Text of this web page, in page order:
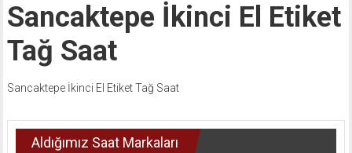
Sancaktepe İkinci El Etiket
Tağ Saat
Sancaktepe İkinci El Etiket Tağ Saat
Aldığımız Saat Markaları